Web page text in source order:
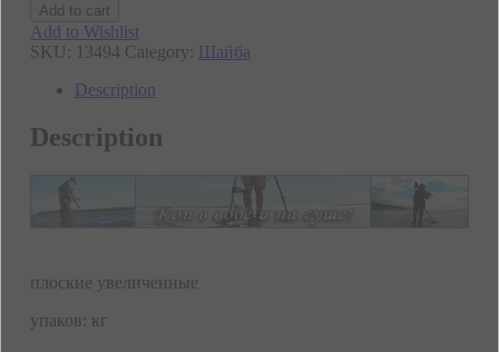
Add to cart
Add to Wishlist
SKU: 13494 Category: Шайба
Description
Description
плоские увеличенные
упаков: кг